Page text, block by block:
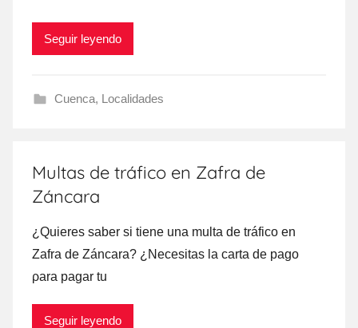
Seguir leyendo
Cuenca, Localidades
Multas de tráfico en Zafra de
Záncara
¿Quieres saber ѕi tiene una multa dе tráfico en
Zafra dе Záncara? ¿Necesitas la carta dе pago
ρara pagar tu
Seguir leyendo